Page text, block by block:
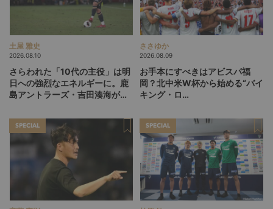
土屋 雅史
2026.08.10
さらわれた「10代の主役」は明
日への強烈なエネルギーに。鹿
島アントラーズ・吉田湊海が足
トステージ」
ささゆか
2026.08.09
お手本にすべきはアビスパ福
岡？北中米W杯から始める“バイ
キング・ロ
探す旅
SPECIAL SPECIAL